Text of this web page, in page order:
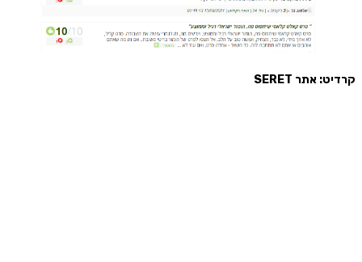
קרדיט: אתר SERET